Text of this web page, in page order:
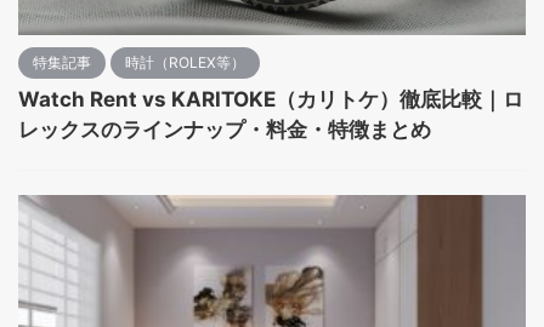
特集記事 時計（ROLEX等）
Watch Rent vs KARITOKE（カリトケ）徹底比較｜ロ
レックスのラインナップ・料金・特徴まとめ